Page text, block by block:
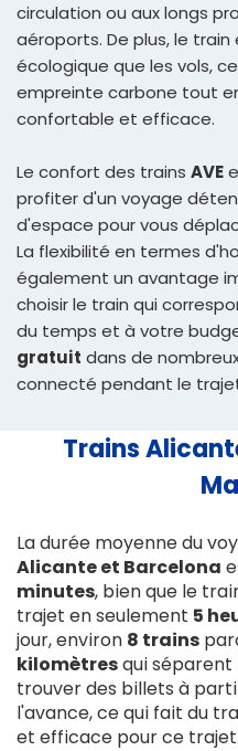
circulation ou aux longs
aéroports. De plus, le
écologique que les vols,
empreinte carbone tout
confortable et efficace.
Le confort des trains AVE
profiter d'un voyage
d'espace pour vous
La flexibilité en termes
également un avantage
choisir le train qui
du temps et à votre
gratuit dans de
connecté pendant le
Trains
La durée moyenne du
Alicante et Barcelona
minutes, bien que le
trajet en seulement 5
jour, environ 8 trains
kilomètresqui séparent
trouver des billets à
l'avance, ce qui fait du
et efficace pour ce trajet.